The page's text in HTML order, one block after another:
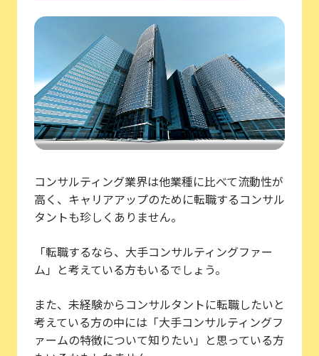
コンサルティング業界は他業種に比べて流動性が
高く、キャリアアップのために転職するコンサル
タントも珍しくありません。
「転職するなら、大手コンサルティングファー
ム」と考えている方もいるでしょう。
また、未経験からコンサルタントに転職したいと
考えている方の中には「大手コンサルティングフ
ァームの特徴について知りたい」と思っている方